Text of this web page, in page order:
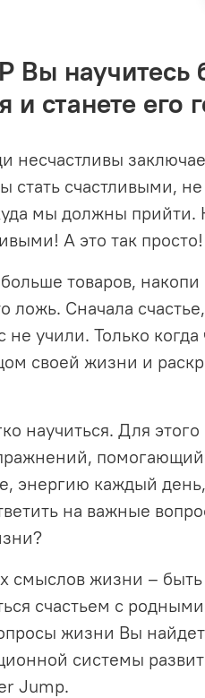
Вы научитесь
и станете его
несчастливы
счастливыми, не
мы должны прийти.
А это так просто!
товаров, накопи
ложь. Сначала
не учили. Только когда
своей жизни и
научиться. Для
помогающий
энергию каждый
на важные
смыслов жизни – быть
счастьем с
жизни Вы
системы
Jump.